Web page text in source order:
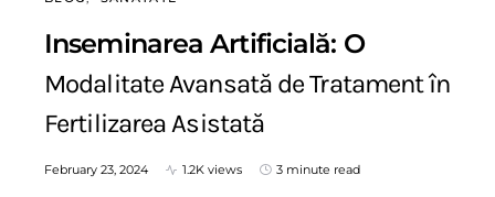
Inseminarea Artificială: O
Modalitate Avansată de Tratament în
Fertilizarea Asistată
February 23, 2024 1.2K views 3 minute read